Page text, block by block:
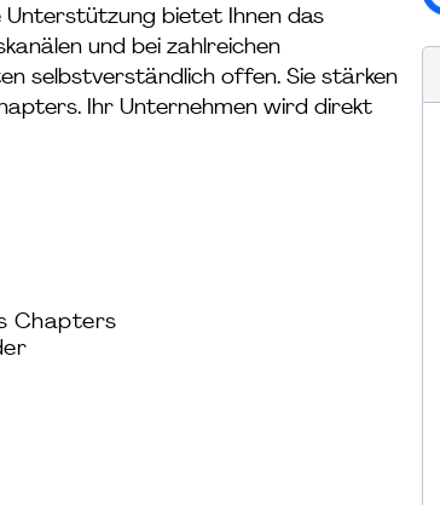
Unterstützung bietet Ihnen das
und bei zahlreichen
selbstverständlich offen. Sie stärken
Ihr Unternehmen wird direkt
Chapters